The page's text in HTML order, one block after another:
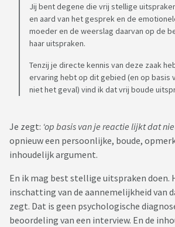
Jij bent degene die vrij stellige
en aard van het gesprek en de
moeder en de weerslag daarvan op de
haar uitspraken.
Tenzij je directe kennis van deze zaak
ervaring hebt op dit gebied (en op basis
niet het geval) vind ik dat vrij boude
Je zegt: ‘op basis van je reactie lijkt dat
opnieuw een persoonlijke, boude,
inhoudelijk argument.
En ik mag best stellige uitspraken doen.
inschatting van de aannemelijkheid van
zegt. Dat is geen psychologische
beoordeling van een interview. En de